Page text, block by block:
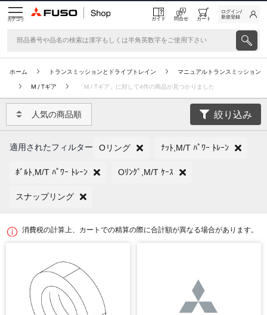
カテゴリ ガイド 問合せ カート
ログイン/
新規登録
ホーム トランスミッションとドライブトレイン マニュアルトランスミッション
M / Tギア 「M / Tギア」に対して4件の商品が見つかりました
人気の商品順 絞り込み
適用されたフィルター Oリング ﾅｯﾄ,M/T ﾊﾟﾜｰ ﾄﾚｰﾝ
ﾎﾞﾙﾄ,M/T ﾊﾟﾜｰ ﾄﾚｰﾝ Oﾘﾝｸﾞ,M/T ｹｰｽ
スナップリング
消費税の計算上、カートでの精算の際に合計額が異なる場合があります。